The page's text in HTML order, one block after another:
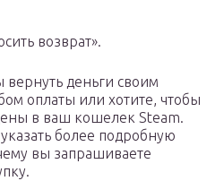
возврат».
деньги своим
оплаты или хотите, чтобы
в ваш кошелек Steam.
более подробную
вы запрашиваете